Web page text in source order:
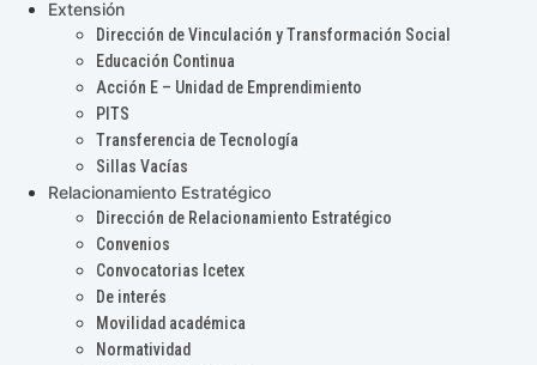
Extensión
Dirección de Vinculación y Transformación Social
Educación Continua
Acción E – Unidad de Emprendimiento
PITS
Transferencia de Tecnología
Sillas Vacías
Relacionamiento Estratégico
Dirección de Relacionamiento Estratégico
Convenios
Convocatorias Icetex
De interés
Movilidad académica
Normatividad